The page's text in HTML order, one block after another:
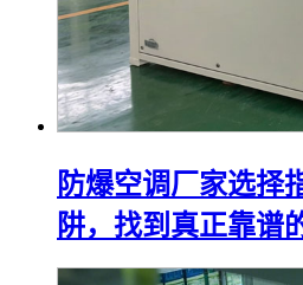
防爆空调厂家选择
阱，找到真正靠谱